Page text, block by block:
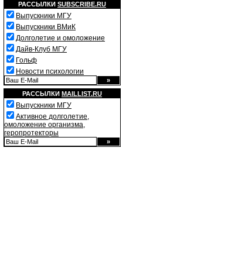
РАССЫЛКИ SUBSCRIBE.RU
Выпускники МГУ
Выпускники ВМиК
Долголетие и омоложение
Дайв-Клуб МГУ
Гольф
Новости психологии
РАССЫЛКИ MAILLIST.RU
Выпускники МГУ
Активное долголетие,
омоложение организма,
геропротекторы